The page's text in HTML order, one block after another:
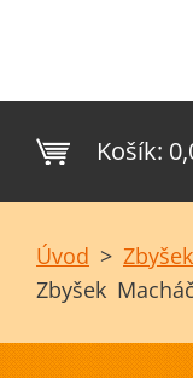
Košík:
Úvod >
Zbyšek